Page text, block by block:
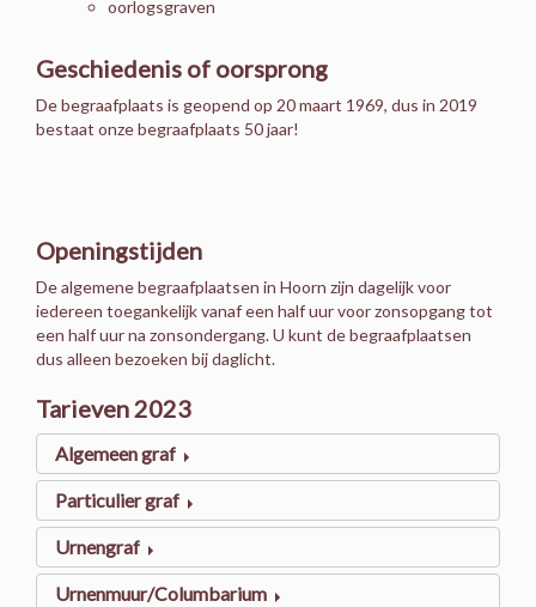
oorlogsgraven
Geschiedenis of oorsprong
De begraafplaats is geopend op 20 maart 1969, dus in 2019
bestaat onze begraafplaats 50 jaar!
Openingstijden
De algemene begraafplaatsen in Hoorn zijn dagelijk voor
iedereen toegankelijk vanaf een half uur voor zonsopgang tot
een half uur na zonsondergang. U kunt de begraafplaatsen
dus alleen bezoeken bij daglicht.
Tarieven 2023
Algemeen graf
Particulier graf
Urnengraf
Urnenmuur/Columbarium